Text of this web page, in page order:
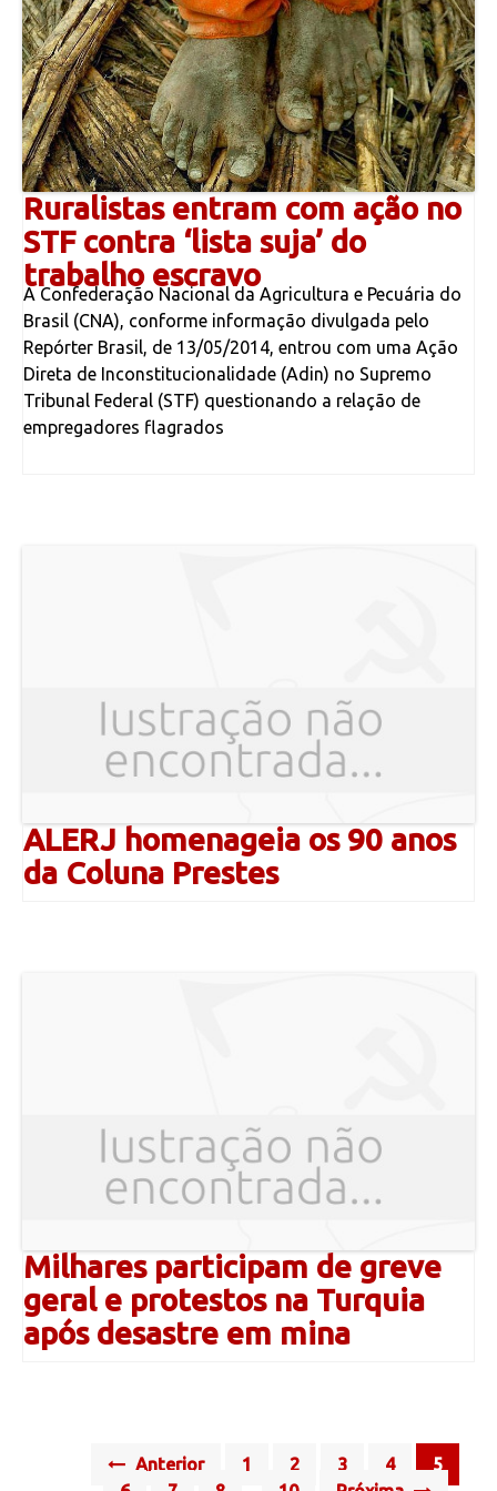
Ruralistas entram com ação no
STF contra ‘lista suja’ do
trabalho escravo
A Confederação Nacional da Agricultura e Pecuária do
Brasil (CNA), conforme informação divulgada pelo
Repórter Brasil, de 13/05/2014, entrou com uma Ação
Direta de Inconstitucionalidade (Adin) no Supremo
Tribunal Federal (STF) questionando a relação de
empregadores flagrados
ALERJ homenageia os 90 anos
da Coluna Prestes
Milhares participam de greve
geral e protestos na Turquia
após desastre em mina
Anterior 1 2 3 4
5